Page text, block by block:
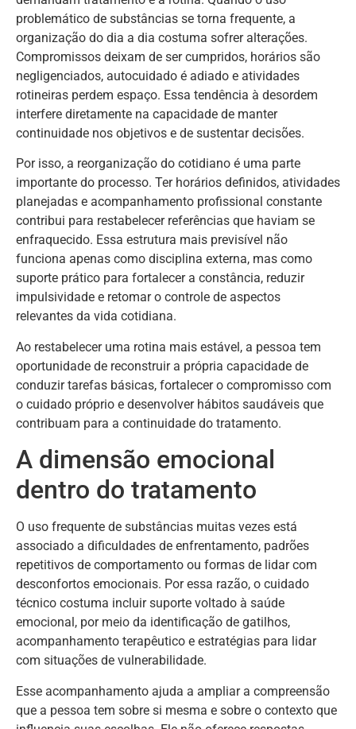
problemático de substâncias se torna frequente, a
organização do dia a dia costuma sofrer alterações.
Compromissos deixam de ser cumpridos, horários são
negligenciados, autocuidado é adiado e atividades
rotineiras perdem espaço. Essa tendência à desordem
interfere diretamente na capacidade de manter
continuidade nos objetivos e de sustentar decisões.
Por isso, a reorganização do cotidiano é uma parte
importante do processo. Ter horários definidos, atividades
planejadas e acompanhamento profissional constante
contribui para restabelecer referências que haviam se
enfraquecido. Essa estrutura mais previsível não
funciona apenas como disciplina externa, mas como
suporte prático para fortalecer a constância, reduzir
impulsividade e retomar o controle de aspectos
relevantes da vida cotidiana.
Ao restabelecer uma rotina mais estável, a pessoa tem
oportunidade de reconstruir a própria capacidade de
conduzir tarefas básicas, fortalecer o compromisso com
o cuidado próprio e desenvolver hábitos saudáveis que
contribuam para a continuidade do tratamento.
A dimensão emocional
dentro do tratamento
O uso frequente de substâncias muitas vezes está
associado a dificuldades de enfrentamento, padrões
repetitivos de comportamento ou formas de lidar com
desconfortos emocionais. Por essa razão, o cuidado
técnico costuma incluir suporte voltado à saúde
emocional, por meio da identificação de gatilhos,
acompanhamento terapêutico e estratégias para lidar
com situações de vulnerabilidade.
Esse acompanhamento ajuda a ampliar a compreensão
que a pessoa tem sobre si mesma e sobre o contexto que